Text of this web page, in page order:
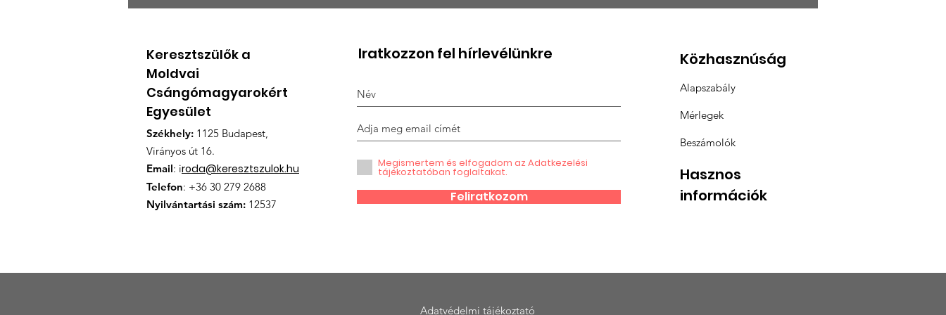
Magyarország
támogatja a moldvai
csángó magyar oktatást
Mátyás Mónika magas
részesült
BESZÁMOLÓ A KEMCSE
Keresztszülők a
Moldvai
Csángómagyarokért
Egyesület
Székhely: 1125 Budapest,
Virányos út 16.
Email: iroda@keresztszulok.hu
Telefon: +36 30 279 2688
Nyilvántartási szám: 12537
Iratkozzon fel hírlevélünkre
Megismertem és elfogadom az Adatkezelési
tájékoztatóban foglaltakat.
Feliratkozom
Közhasznúság
Alapszabály
Mérlegek
Beszámolók
Hasznos
információk
Adatvédelmi tájékoztató